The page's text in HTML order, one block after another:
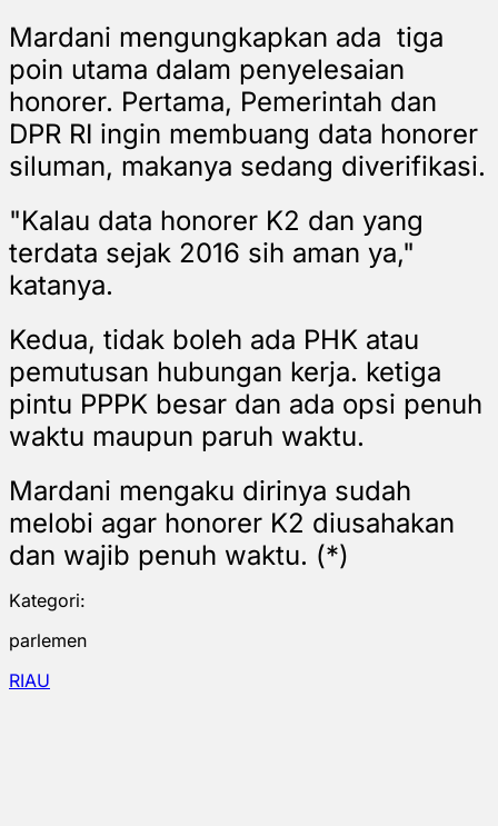
Mardani mengungkapkan ada tiga
poin utama dalam penyelesaian
honorer. Pertama, Pemerintah dan
DPR RI ingin membuang data honorer
siluman, makanya sedang diverifikasi.
"Kalau data honorer K2 dan yang
terdata sejak 2016 sih aman ya,"
katanya.
Kedua, tidak boleh ada PHK atau
pemutusan hubungan kerja. ketiga
pintu PPPK besar dan ada opsi penuh
waktu maupun paruh waktu.
Mardani mengaku dirinya sudah
melobi agar honorer K2 diusahakan
dan wajib penuh waktu. (*)
Kategori:
parlemen
RIAU